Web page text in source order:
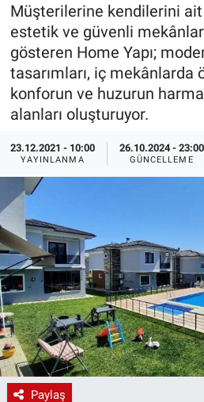
Müşterilerine kendilerini
estetik ve güvenli
gösteren Home Yapı;
tasarımları, iç mekânlarda
konforun ve huzurun
alanları oluşturuyor.
23.12.2021 - 10:00
YAYINLANMA
26.10.2024 - 23:00
GÜNCELLEME
Paylaş
EndüstriST
Enerjisini Üreten
Endüstri 4.0 Uygulamaları
Ağır Sanayi Çözümleri